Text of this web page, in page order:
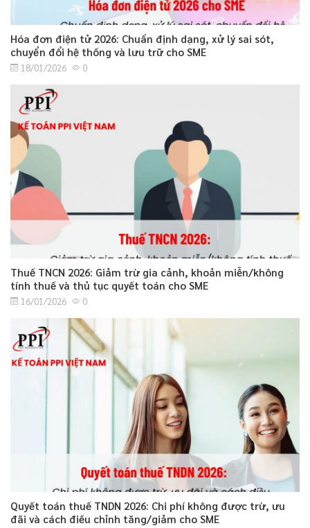
Hóa đơn điện tử 2026: Chuẩn định dạng, xử lý sai sót,
chuyển đổi hệ thống và lưu trữ cho SME
18/01/2026 0
Thuế TNCN 2026: Giảm trừ gia cảnh, khoản miễn/không
tính thuế và thủ tục quyết toán cho SME
16/01/2026 0
Quyết toán thuế TNDN 2026: Chi phí không được trừ, ưu
đãi và cách điều chỉnh tăng/giảm cho SME